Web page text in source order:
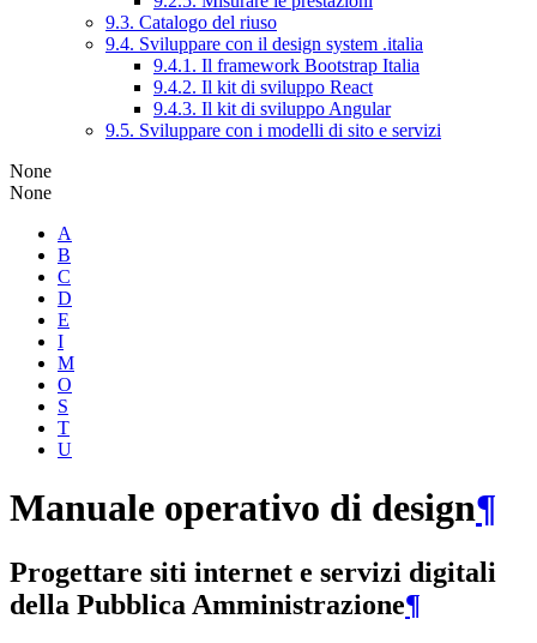
9.3. Catalogo del riuso
9.4. Sviluppare con il design system .italia
9.4.1. Il framework Bootstrap Italia
9.4.2. Il kit di sviluppo React
9.4.3. Il kit di sviluppo Angular
9.5. Sviluppare con i modelli di sito e servizi
None
None
A
B
C
D
E
I
M
O
S
T
U
Manuale operativo di design¶
Progettare siti internet e servizi digitali
della Pubblica Amministrazione¶